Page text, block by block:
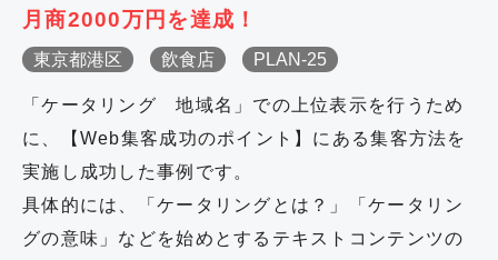
月商2000万円を達成！
東京都港区 飲食店 PLAN-25
「ケータリング 地域名」での上位表示を行うため
に、【Web集客成功のポイント】にある集客方法を
実施し成功した事例です。
具体的には、「ケータリングとは？」「ケータリン
グの意味」などを始めとするテキストコンテンツの